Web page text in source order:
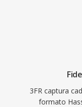
3FR captura
formato